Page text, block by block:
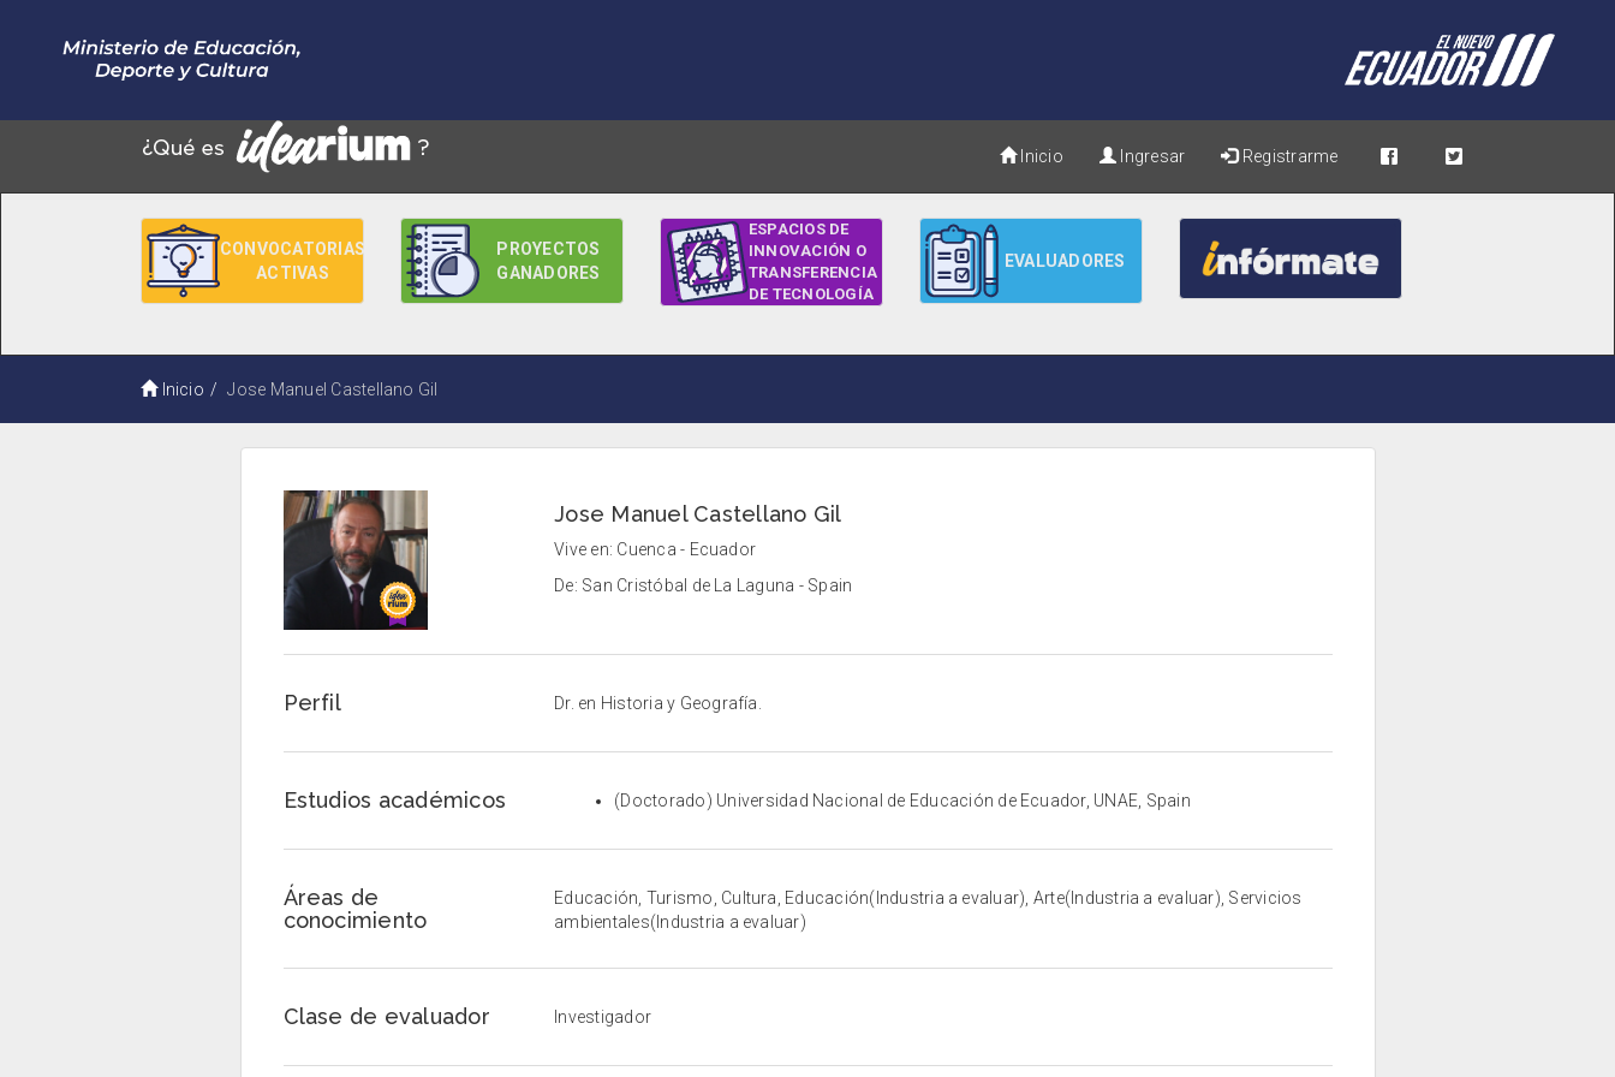
Inicio Ingresar Registrarme
CONVOCATORIAS
ACTIVAS
PROYECTOS
GANADORES
ESPACIOS DE
INNOVACIÓN O
TRANSFERENCIA
DE TECNOLOGÍA
EVALUADORES
Inicio Jose Manuel Castellano Gil
Jose Manuel Castellano Gil
Vive en: Cuenca - Ecuador
De: San Cristóbal de La Laguna - Spain
Perfil Dr. en Historia y Geografía.
Estudios académicos (Doctorado) Universidad Nacional de Educación de Ecuador, UNAE, Spain
Áreas de
conocimiento
Educación, Turismo, Cultura, Educación(Industria a evaluar), Arte(Industria a evaluar), Servicios
ambientales(Industria a evaluar)
Clase de evaluador Investigador